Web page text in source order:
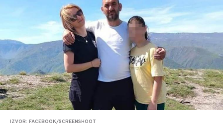
IZVOR: FACEBOOK/SCREENSHOOT